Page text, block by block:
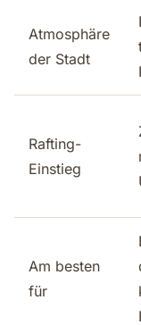
Atmosphäre
der Stadt
Rafting-
Einstieg
Am besten
für